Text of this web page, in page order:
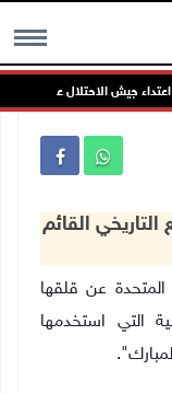
MENU
جيش الاحتلال عليه في
القائم
المتحدة عن قلقها
التي استخدمها